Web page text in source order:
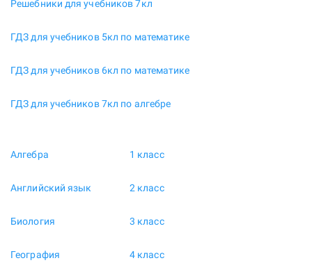
Решебники для учебников 7кл
ГДЗ для учебников 5кл по математике
ГДЗ для учебников 6кл по математике
ГДЗ для учебников 7кл по алгебре
Алгебра
Английский язык
Биология
География
1 класс
2 класс
3 класс
4 класс